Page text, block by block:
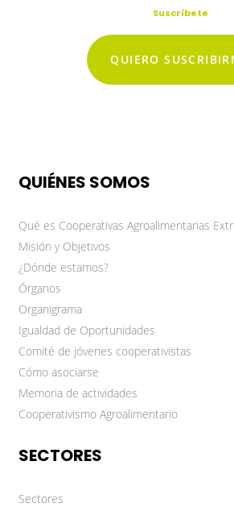
Suscríbete
QUIERO
QUIÉNES SOMOS
Qué es Cooperativas Agroalimentarias
Misión y Objetivos
¿Dónde estamos?
Órganos
Organigrama
Igualdad de Oportunidades
Comité de jóvenes cooperativistas
Cómo asociarse
Memoria de actividades
Cooperativismo Agroalimentario
SECTORES
Sectores